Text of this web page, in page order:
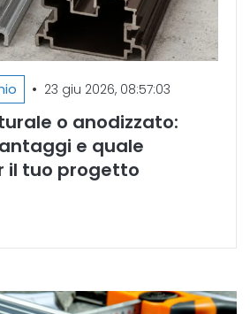
• 23 giu 2026, 08:57:03
o anodizzato:
e quale
il tuo progetto